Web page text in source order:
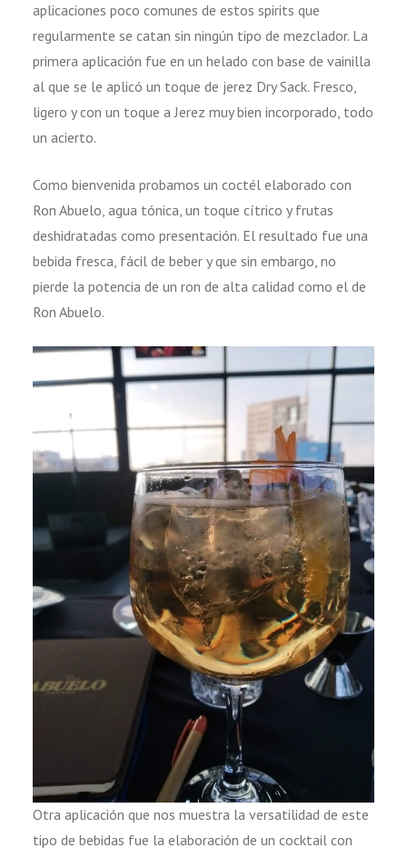
aplicaciones poco comunes de estos spirits que
regularmente se catan sin ningún tipo de mezclador. La
primera aplicación fue en un helado con base de vainilla
al que se le aplicó un toque de jerez Dry Sack. Fresco,
ligero y con un toque a Jerez muy bien incorporado, todo
un acierto.
Como bienvenida probamos un coctél elaborado con
Ron Abuelo, agua tónica, un toque cítrico y frutas
deshidratadas como presentación. El resultado fue una
bebida fresca, fácil de beber y que sin embargo, no
pierde la potencia de un ron de alta calidad como el de
Ron Abuelo.
Otra aplicación que nos muestra la versatilidad de este
tipo de bebidas fue la elaboración de un cocktail con